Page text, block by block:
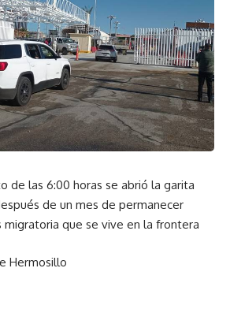
de las 6:00 horas se abrió la garita
de un mes de permanecer
migratoria que se vive en la frontera
Hermosillo